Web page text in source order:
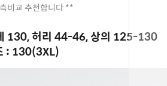
비교 추천합니다 **
130, 허리 44-46, 상의 125-130
: 130(3XL)